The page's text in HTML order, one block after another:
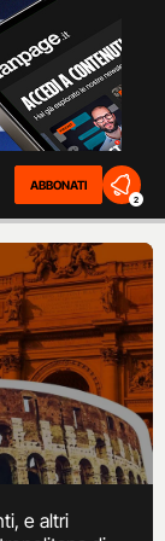
ABBONATI
2
e altri